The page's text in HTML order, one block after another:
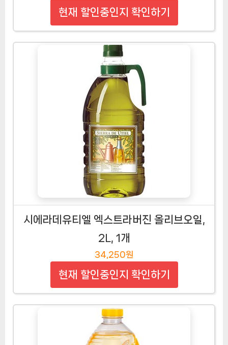
현재 할인중인지 확인하기
시에라데유티엘 엑스트라버진 올리브오일,
2L, 1개
34,250원
현재 할인중인지 확인하기